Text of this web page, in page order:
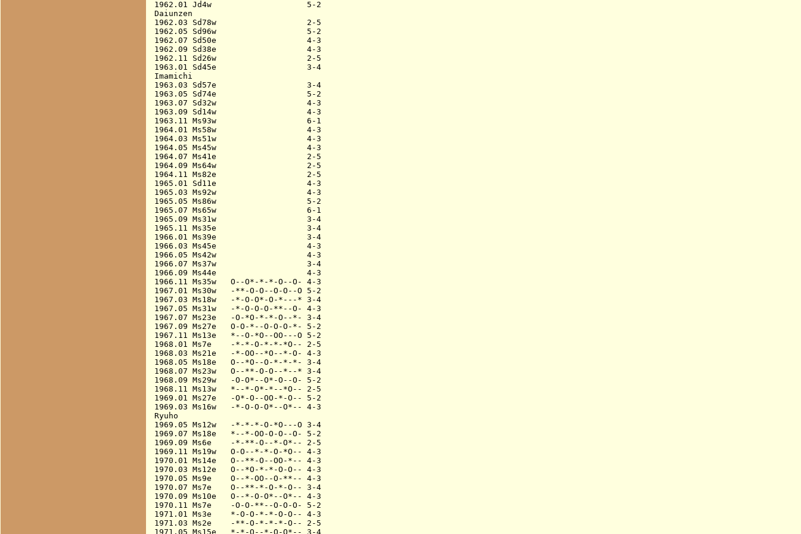
1962.01 Jd4w                    5-2
Daiunzen
1962.03 Sd78w                   2-5
1962.05 Sd96w                   5-2
1962.07 Sd50e                   4-3
1962.09 Sd38e                   4-3
1962.11 Sd26w                   2-5
1963.01 Sd45e                   3-4
Imamichi
1963.03 Sd57e                   3-4
1963.05 Sd74e                   5-2
1963.07 Sd32w                   4-3
1963.09 Sd14w                   4-3
1963.11 Ms93w                   6-1
1964.01 Ms58w                   4-3
1964.03 Ms51w                   4-3
1964.05 Ms45w                   4-3
1964.07 Ms41e                   2-5
1964.09 Ms64w                   2-5
1964.11 Ms82e                   2-5
1965.01 Sd11e                   4-3
1965.03 Ms92w                   4-3
1965.05 Ms86w                   5-2
1965.07 Ms65w                   6-1
1965.09 Ms31w                   3-4
1965.11 Ms35e                   3-4
1966.01 Ms39e                   3-4
1966.03 Ms45e                   4-3
1966.05 Ms42w                   4-3
1966.07 Ms37w                   3-4
1966.09 Ms44e                   4-3
1966.11 Ms35w   O--O*-*-*-O--O- 4-3
1967.01 Ms30w   -**-O-O--O-O--O 5-2
1967.03 Ms18w   -*-O-O*-O-*---* 3-4
1967.05 Ms31w   -*-O-O-O-**--O- 4-3
1967.07 Ms23e   -O-*O-*-*-O--*- 3-4
1967.09 Ms27e   O-O-*--O-O-O-*- 5-2
1967.11 Ms13e   *--O-*O--OO---O 5-2
1968.01 Ms7e    -*-*-O-*-*-*O-- 2-5
1968.03 Ms21e   -*-OO--*O--*-O- 4-3
1968.05 Ms18e   O--*O--O-*-*-*- 3-4
1968.07 Ms23w   O--**-O-O--*--* 3-4
1968.09 Ms29w   -O-O*--O*-O--O- 5-2
1968.11 Ms13w   *--*-O*-*--*O-- 2-5
1969.01 Ms27e   -O*-O--OO-*-O-- 5-2
1969.03 Ms16w   -*-O-O-O*--O*-- 4-3
Ryuho
1969.05 Ms12w   -*-*-*-O-*O---O 3-4
1969.07 Ms18e   *--*-OO-O-O--O- 5-2
1969.09 Ms6e    -*-**-O--*-O*-- 2-5
1969.11 Ms19w   O-O--*-*-O-*O-- 4-3
1970.01 Ms14e   O--**-O--OO-*-- 4-3
1970.03 Ms12e   O--*O-*-*-O-O-- 4-3
1970.05 Ms9e    O--*-OO--O-**-- 4-3
1970.07 Ms7e    O--**-*-O-*-O-- 3-4
1970.09 Ms10e   O--*-O-O*--O*-- 4-3
1970.11 Ms7e    -O-O-**--O-O-O- 5-2
1971.01 Ms3e    *-O-O-*-*-O-O-- 4-3
1971.03 Ms2e    -**-O-*-*-*-O-- 2-5
1971.05 Ms15e   *-*-O--*-O-O*-- 3-4